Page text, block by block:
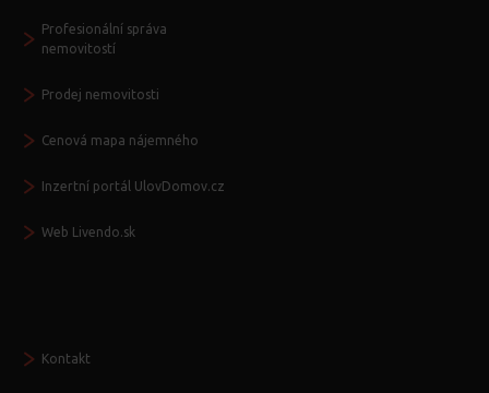
Profesionální správa
nemovitostí
Prodej nemovitosti
Cenová mapa nájemného
Inzertní portál UlovDomov.cz
Web Livendo.sk
Kontakt